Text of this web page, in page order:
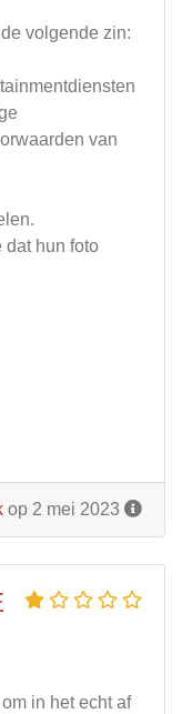
volgende zin:
van
dat hun foto
op 2 mei 2023
in het echt af